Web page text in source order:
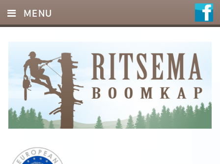
MENU
DIENSTEN
FOTO’S
REFERENTIES
OFFERTE
CONTACT